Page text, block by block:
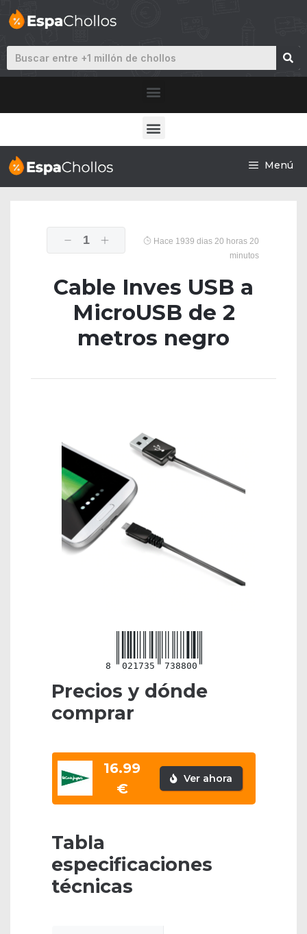
Menú
1
Hace 1939 dias 20 horas 20
minutos
Cable Inves USB a
MicroUSB de 2
metros negro
8 021735 738800
Precios y dónde
comprar
16.99
€
Ver ahora
Tabla
especificaciones
técnicas